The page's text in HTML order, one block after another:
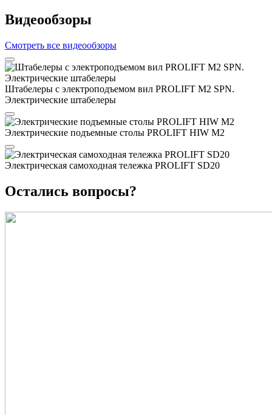
Видеообзоры
Смотреть все видеообзоры
Штабелеры с электроподъемом вил PROLIFT M2 SPN.
Электрические штабелеры
Электрические подъемные столы PROLIFT HIW M2
Электрическая самоходная тележка PROLIFT SD20
Остались вопросы?